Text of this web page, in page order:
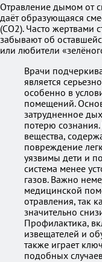
Отравление дымом от
даёт образующаяся
(CO2). Часто жертвами
забывают об
или любители
Врачи
является
особенно в
помещений.
затрудненное
потерю
вещества,
повреждение
уязвимы дети и
система менее
газов. Важно
медицинской
отравления, так
значительно
Профилактика,
извещателей и
также играет
подобных